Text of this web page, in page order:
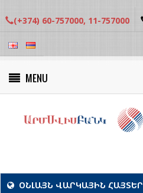
(+374) 60-757000, 11-757000
MENU
ՕՆԼԱՅՆ ՎԱՐԿԱՅԻՆ ՀԱՅՏԵՐ